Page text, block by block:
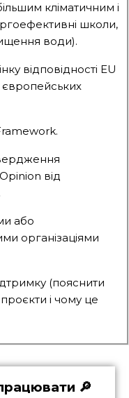
кліматичним і
школи,
води).
відповідності EU
від
або
організаціями
(пояснити
і чому це
🔎